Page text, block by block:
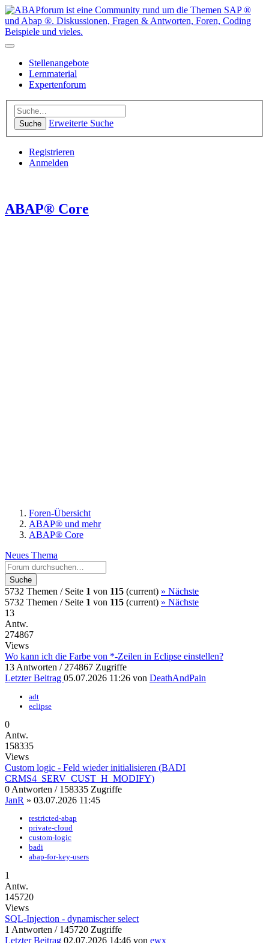
Stellenangebote
Lernmaterial
Expertenforum
Suche Erweiterte Suche
Registrieren
Anmelden
ABAP® Core
Foren-Übersicht
ABAP® und mehr
ABAP® Core
Neues Thema
Suche
5732 Themen / Seite 1 von 115 (current) » Nächste
5732 Themen / Seite 1 von 115 (current) » Nächste
13
Antw.
274867
Views
Wo kann ich die Farbe von *-Zeilen in Eclipse einstellen?
13 Antworten / 274867 Zugriffe
Letzter Beitrag 05.07.2026 11:26 von DeathAndPain
adt
eclipse
0
Antw.
158335
Views
Custom logic - Feld wieder initialisieren (BADI
CRMS4_SERV_CUST_H_MODIFY)
0 Antworten / 158335 Zugriffe
JanR » 03.07.2026 11:45
restricted-abap
private-cloud
custom-logic
badi
abap-for-key-users
1
Antw.
145720
Views
SQL-Injection - dynamischer select
1 Antworten / 145720 Zugriffe
Letzter Beitrag 02.07.2026 14:46 von ewx